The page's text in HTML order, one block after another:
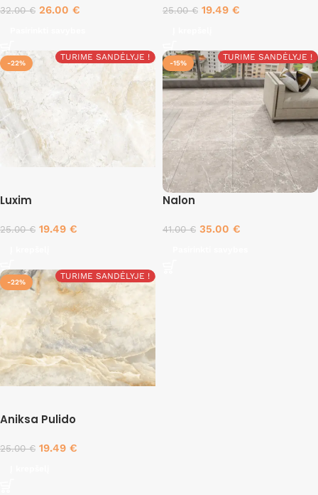
32.00€ 26.00 € 25.00€ 19.49 €
-22%
TURIME SANDĖLYJE !
Luxim
25.00€ 19.49 €
-15%
TURIME SANDĖLYJE !
Nalon
41.00€ 35.00 €
-22%
TURIME SANDĖLYJE !
Aniksa Pulido
25.00€ 19.49 €